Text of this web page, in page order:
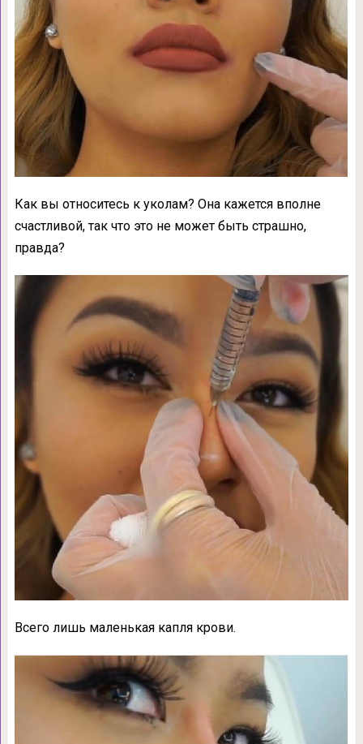
Как вы относитесь к уколам? Она кажется вполне
счастливой, так что это не может быть страшно,
правда?
Всего лишь маленькая капля крови.